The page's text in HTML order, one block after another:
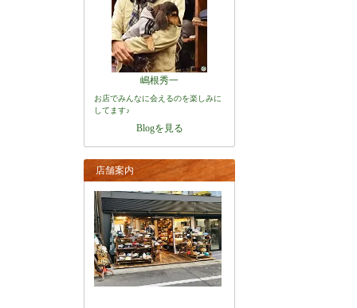
嶋根秀一
お店でみんなに会えるのを楽しみに
してます♪
Blogを見る
店舗案内